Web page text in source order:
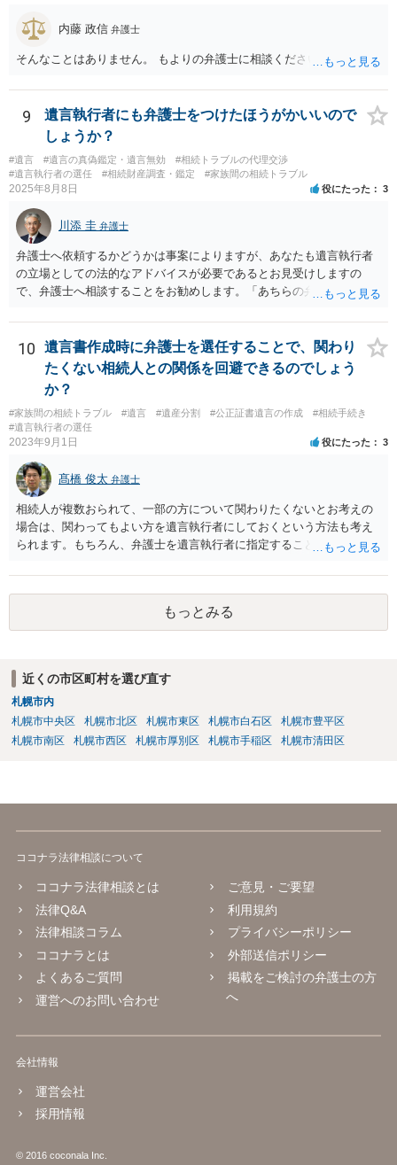
内藤 政信 弁護士
そんなことはありません。 もよりの弁護士に相談ください。
9
遺言執行者にも弁護士をつけたほうがかいいので
しょうか？
#遺言 #遺言の真偽鑑定・遺言無効
#相続トラブルの代理交渉
#遺言執行者の選任
#相続財産調査・鑑定 #家族間の相続トラブル
2025年8月8日 役にたった 3
川添 圭 弁護士
弁護士へ依頼するかどうかは事案によりますが、あなたも遺言執行者
の立場としての法的なアドバイスが必要であるとお見受けしますの
で、弁護士へ相談することをお勧めします。「あちらの弁護士」（元
誘導しかしてこないと思います。
10
遺言書作成時に弁護士を選任することで、関わり
たくない相続人との関係を回避できるのでしょう
か？
#家族間の相続トラブル #遺言 #遺産分割 #公正証書遺言の作成
#相続手続き
#遺言執行者の選任
2023年9月1日 役にたった 3
髙橋 俊太 弁護士
相続人が複数おられて、一部の方について関わりたくないとお考えの
場合は、関わってもよい方を遺言執行者にしておくという方法も考え
られます。もちろん、弁護士を遺言執行者に指定することもできます
方に再委任の権限を付与しておくという方法もあります。 一度、弁護
士に直接ご相談されることをお勧めいたします。
もっとみる
近くの市区町村を選び直す
札幌市内
札幌市中央区
札幌市北区 札幌市東区 札幌市白石区
札幌市豊平区
札幌市南区
札幌市西区 札幌市厚別区 札幌市手稲区 札幌市清田区
ココナラ法律相談について
ココナラ法律相談とは
法律Q&A
法律相談コラム
ココナラとは
よくあるご質問
運営へのお問い合わせ
ご意見・ご要望
利用規約
プライバシーポリシー
外部送信ポリシー
掲載をご検討の弁護士の方
へ
会社情報
運営会社
採用情報
© 2016 coconala Inc.